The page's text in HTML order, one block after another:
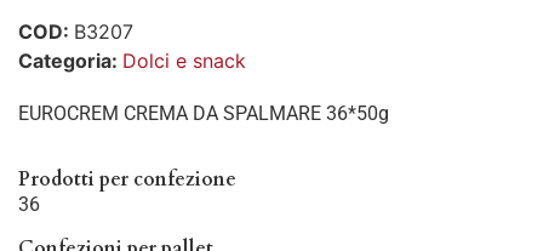
COD: B3207
Categoria: Dolci e snack
EUROCREM CREMA DA SPALMARE 36*50g
Prodotti per confezione
36